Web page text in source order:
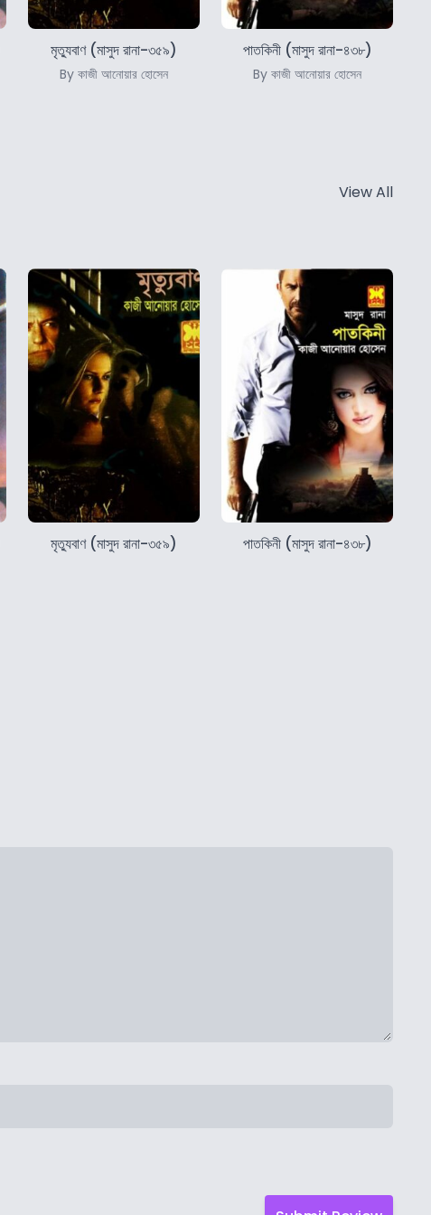
মৃত্যুবাণ (মাসুদ রানা-৩৫৯)
By কাজী আনোয়ার হোসেন
পাতকিনী (মাসুদ রানা-৪৩৮)
By কাজী আনোয়ার হোসেন
View All
মৃত্যুবাণ (মাসুদ রানা-৩৫৯) পাতকিনী (মাসুদ রানা-৪৩৮)